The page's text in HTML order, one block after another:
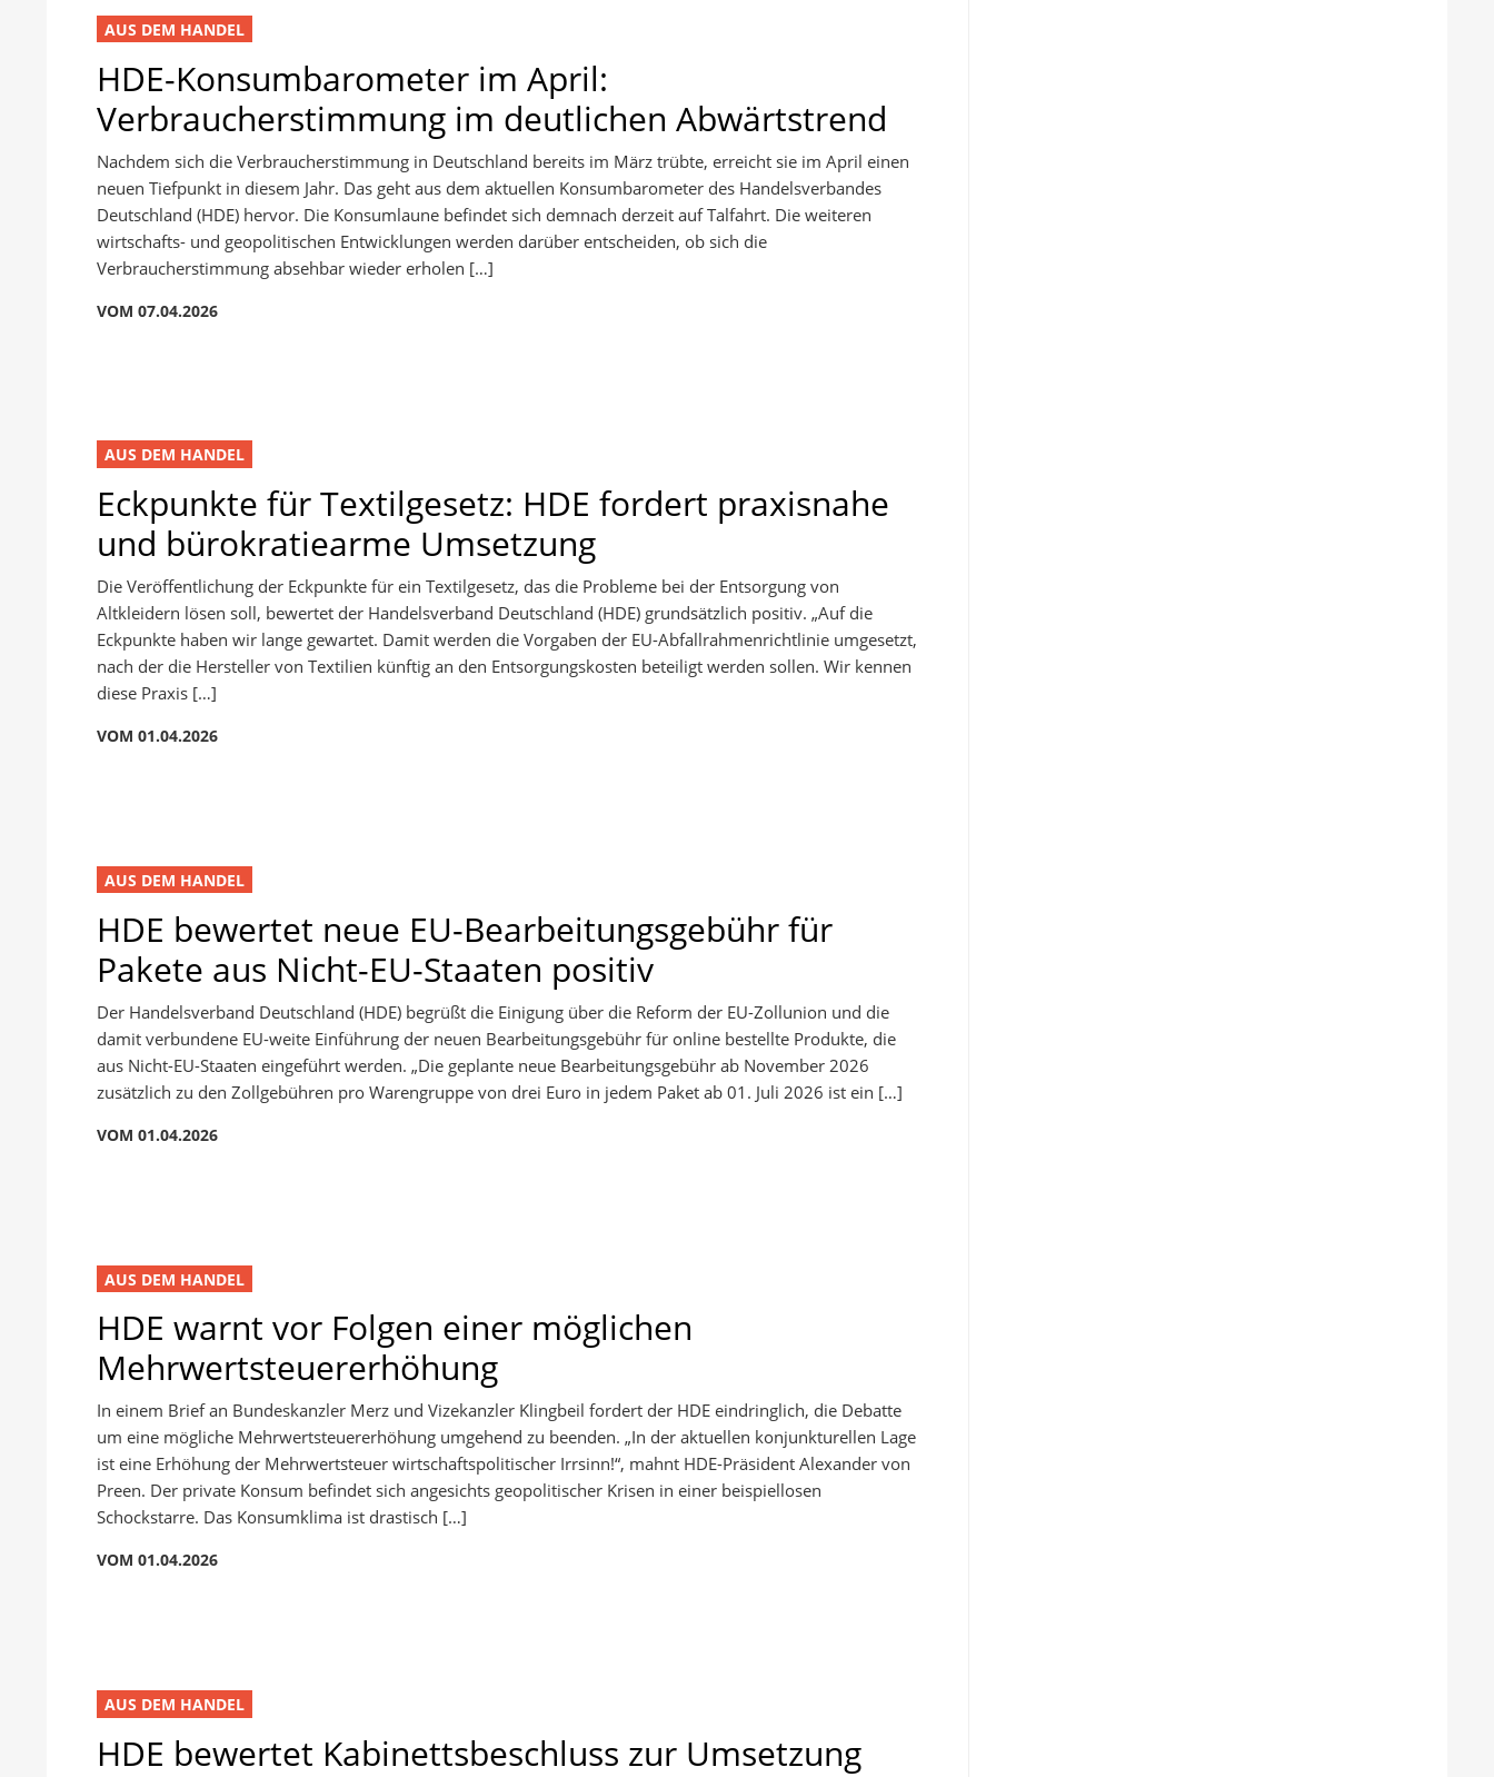
AUS DEM HANDEL
HDE-Konsumbarometer im April:
Verbraucherstimmung im deutlichen Abwärtstrend
Nachdem sich die Verbraucherstimmung in Deutschland bereits im März trübte, erreicht sie im April einen
neuen Tiefpunkt in diesem Jahr. Das geht aus dem aktuellen Konsumbarometer des Handelsverbandes
Deutschland (HDE) hervor. Die Konsumlaune befindet sich demnach derzeit auf Talfahrt. Die weiteren
wirtschafts- und geopolitischen Entwicklungen werden darüber entscheiden, ob sich die
Verbraucherstimmung absehbar wieder erholen […]
VOM 07.04.2026
AUS DEM HANDEL
Eckpunkte für Textilgesetz: HDE fordert praxisnahe
und bürokratiearme Umsetzung
Die Veröffentlichung der Eckpunkte für ein Textilgesetz, das die Probleme bei der Entsorgung von
Altkleidern lösen soll, bewertet der Handelsverband Deutschland (HDE) grundsätzlich positiv. „Auf die
Eckpunkte haben wir lange gewartet. Damit werden die Vorgaben der EU-Abfallrahmenrichtlinie umgesetzt,
nach der die Hersteller von Textilien künftig an den Entsorgungskosten beteiligt werden sollen. Wir kennen
diese Praxis […]
VOM 01.04.2026
AUS DEM HANDEL
HDE bewertet neue EU-Bearbeitungsgebühr für
Pakete aus Nicht-EU-Staaten positiv
Der Handelsverband Deutschland (HDE) begrüßt die Einigung über die Reform der EU-Zollunion und die
damit verbundene EU-weite Einführung der neuen Bearbeitungsgebühr für online bestellte Produkte, die
aus Nicht-EU-Staaten eingeführt werden. „Die geplante neue Bearbeitungsgebühr ab November 2026
zusätzlich zu den Zollgebühren pro Warengruppe von drei Euro in jedem Paket ab 01. Juli 2026 ist ein […]
VOM 01.04.2026
AUS DEM HANDEL
HDE warnt vor Folgen einer möglichen
Mehrwertsteuererhöhung
In einem Brief an Bundeskanzler Merz und Vizekanzler Klingbeil fordert der HDE eindringlich, die Debatte
um eine mögliche Mehrwertsteuererhöhung umgehend zu beenden. „In der aktuellen konjunkturellen Lage
ist eine Erhöhung der Mehrwertsteuer wirtschaftspolitischer Irrsinn!“, mahnt HDE-Präsident Alexander von
Preen. Der private Konsum befindet sich angesichts geopolitischer Krisen in einer beispiellosen
Schockstarre. Das Konsumklima ist drastisch […]
VOM 01.04.2026
AUS DEM HANDEL
HDE bewertet Kabinettsbeschluss zur Umsetzung